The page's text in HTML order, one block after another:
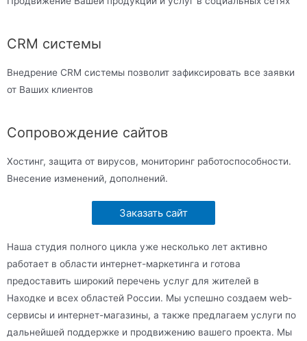
CRM системы
Внедрение CRM системы позволит зафиксировать все заявки
от Ваших клиентов
Сопровождение сайтов
Хостинг, защита от вирусов, мониторинг работоспособности.
Внесение изменений, дополнений.
Заказать сайт
Наша студия полного цикла уже несколько лет активно
работает в области интернет-маркетинга и готова
предоставить широкий перечень услуг для жителей в
Находке и всех областей России. Мы успешно создаем web-
сервисы и интернет-магазины, а также предлагаем услуги по
дальнейшей поддержке и продвижению вашего проекта. Мы